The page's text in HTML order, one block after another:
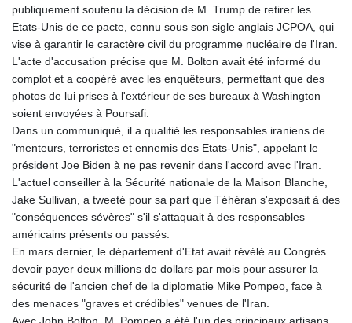
publiquement soutenu la décision de M. Trump de retirer les
Etats-Unis de ce pacte, connu sous son sigle anglais JCPOA, qui
vise à garantir le caractère civil du programme nucléaire de l'Iran.
L'acte d'accusation précise que M. Bolton avait été informé du
complot et a coopéré avec les enquêteurs, permettant que des
photos de lui prises à l'extérieur de ses bureaux à Washington
soient envoyées à Poursafi.
Dans un communiqué, il a qualifié les responsables iraniens de
"menteurs, terroristes et ennemis des Etats-Unis", appelant le
président Joe Biden à ne pas revenir dans l'accord avec l'Iran.
L'actuel conseiller à la Sécurité nationale de la Maison Blanche,
Jake Sullivan, a tweeté pour sa part que Téhéran s'exposait à des
"conséquences sévères" s'il s'attaquait à des responsables
américains présents ou passés.
En mars dernier, le département d'Etat avait révélé au Congrès
devoir payer deux millions de dollars par mois pour assurer la
sécurité de l'ancien chef de la diplomatie Mike Pompeo, face à
des menaces "graves et crédibles" venues de l'Iran.